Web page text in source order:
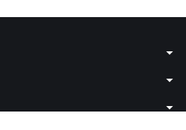
arrow_drop_down
arrow_drop_down
arrow_drop_down